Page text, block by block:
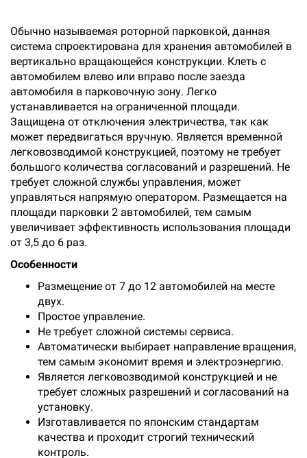
Обычно называемая роторной парковкой, данная
система спроектирована для хранения автомобилей в
вертикально вращающейся конструкции. Клеть с
автомобилем влево или вправо после заезда
автомобиля в парковочную зону. Легко
устанавливается на ограниченной площади.
Защищена от отключения электричества, так как
может передвигаться вручную. Является временной
легковозводимой конструкцией, поэтому не требует
большого количества согласований и разрешений. Не
требует сложной службы управления, может
управляться напрямую оператором. Размещается на
площади парковки 2 автомобилей, тем самым
увеличивает эффективность использования площади
от 3,5 до 6 раз.
Особенности
Размещение от 7 до 12 автомобилей на месте
двух.
Простое управление.
Не требует сложной системы сервиса.
Автоматически выбирает направление вращения,
тем самым экономит время и электроэнергию.
Является легковозводимой конструкцией и не
требует сложных разрешений и согласований на
установку.
Изготавливается по японским стандартам
качества и проходит строгий технический
контроль.